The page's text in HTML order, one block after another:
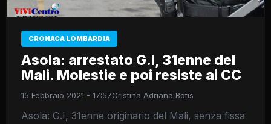
CRONACA LOMBARDIA
Asola: arrestato G.I, 31enne del
Mali. Molestie e poi resiste ai CC
15 Febbraio 2021 - 17:57Cristina Adriana Botis
Asola: G.I, 31enne originario del Mali, senza fissa